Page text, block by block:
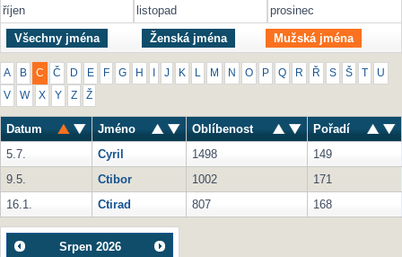
říjen
listopad prosinec
Všechny jména Ženská jména Mužská jména
A B C Č D E F G H J K M N O P Q R Ř S Š U
V W X Y Z Ž
Datum Jméno Oblíbenost
Pořadí
5.7.
Cyril 1498
149
9.5.
Ctibor 1002
171
16.1.
Ctirad 807 168
Srpen 2026